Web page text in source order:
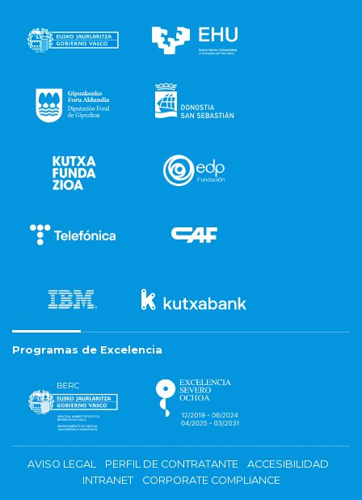
Programas de Excelencia
AVISO LEGAL PERFIL DE CONTRATANTE
ACCESIBILIDAD
INTRANET
CORPORATE COMPLIANCE